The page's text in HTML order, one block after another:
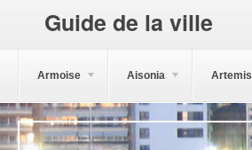
Guide de la ville
Armoise Aisonia Artemis